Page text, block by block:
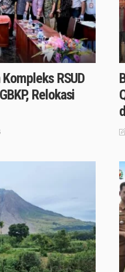
RSUD
Relokasi